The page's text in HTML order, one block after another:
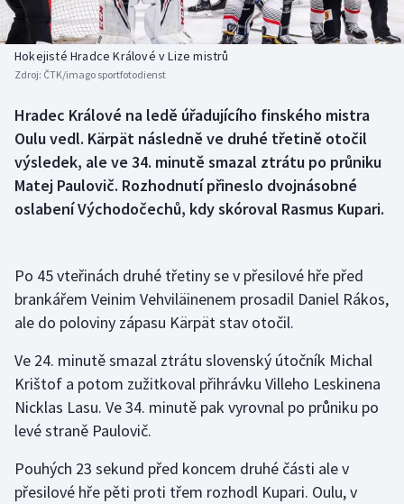
Basketbal
Biatlon
Box
Curling
Florbal
Futsal
Golf
Gymnastika
Jezdectví
Historické návraty
Aplikace ČT sport
Hokejisté Hradce Králové v Lize mistrů
Zdroj: ČTK/imago sportfotodienst
Hradec Králové na ledě úřadujícího finského mistra
Oulu vedl. Kärpät následně ve druhé třetině otočil
výsledek, ale ve 34. minutě smazal ztrátu po průniku
Matej Paulovič. Rozhodnutí přineslo dvojnásobné
oslabení Východočechů, kdy skóroval Rasmus Kupari.
Po 45 vteřinách druhé třetiny se v přesilové hře před
brankářem Veinim Vehviläinenem prosadil Daniel Rákos,
ale do poloviny zápasu Kärpät stav otočil.
Ve 24. minutě smazal ztrátu slovenský útočník Michal
Krištof a potom zužitkoval přihrávku Villeho Leskinena
Nicklas Lasu. Ve 34. minutě pak vyrovnal po průniku po
levé straně Paulovič.
Pouhých 23 sekund před koncem druhé části ale v
přesilové hře pěti proti třem rozhodl Kupari. Oulu, v